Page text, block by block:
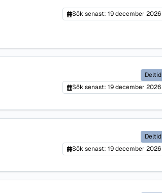
Sök senast: 19 december 2026
Deltid
Sök senast: 19 december 2026
Deltid
Sök senast: 19 december 2026